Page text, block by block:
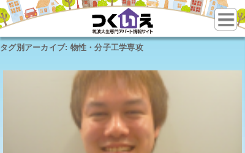
タグ別アーカイブ: 物性・分子工学専攻